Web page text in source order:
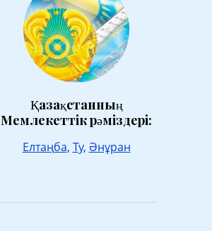
Қазақстанның
Мемлекеттік рәміздері:
Елтаңба, Ту, Әнұран